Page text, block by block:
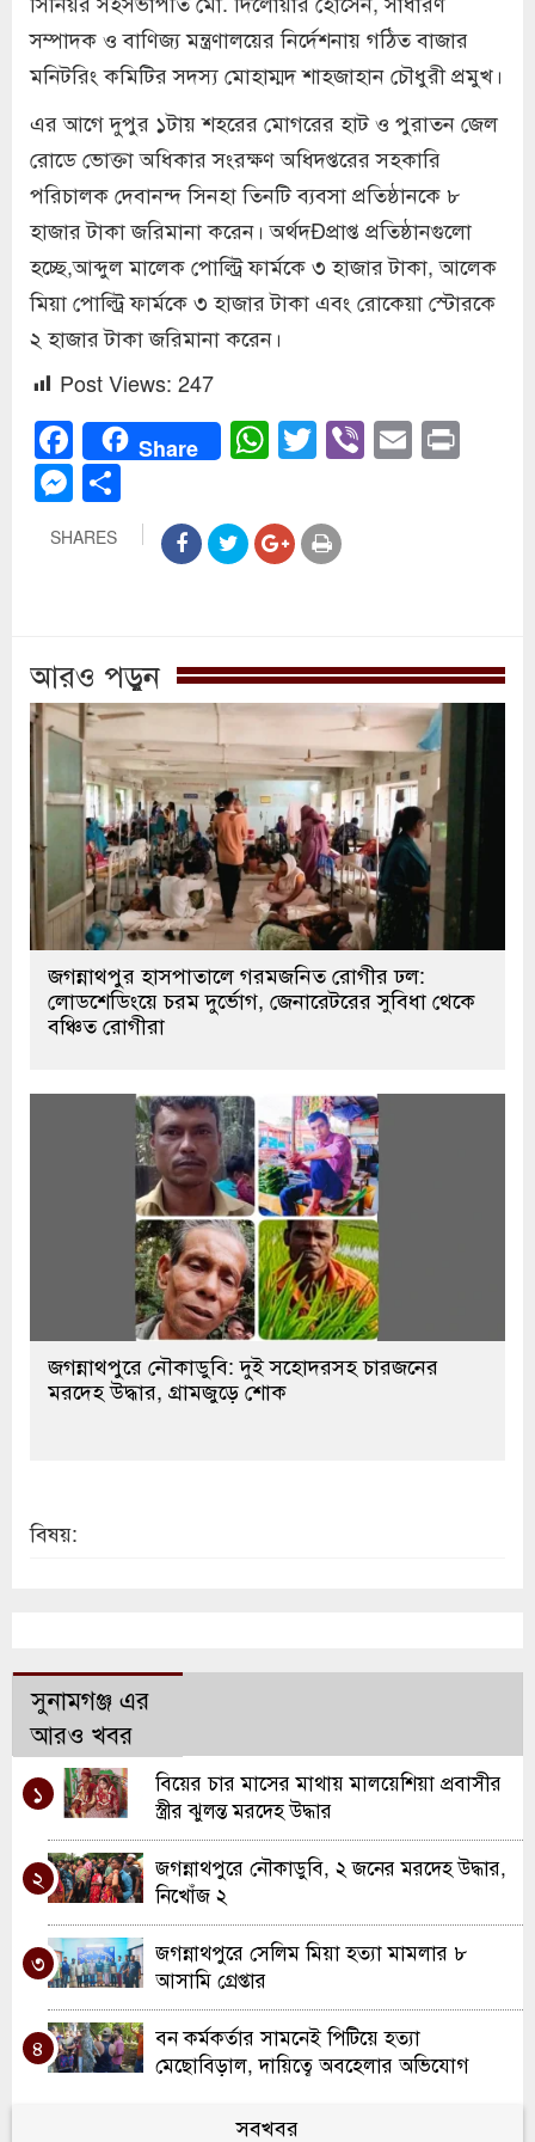
সম্পাদক ও বাণিজ্য মন্ত্রণালয়ের নির্দেশনায় গঠিত বাজার
মনিটরিং কমিটির সদস্য মোহাম্মদ শাহজাহান চৌধুরী প্রমুখ।
এর আগে দুপুর ১টায় শহরের মোগরের হাট ও পুরাতন জেল
রোডে ভোক্তা অধিকার সংরক্ষণ অধিদপ্তরের সহকারি
পরিচালক দেবানন্দ সিনহা তিনটি ব্যবসা প্রতিষ্ঠানকে ৮
হাজার টাকা জরিমানা করেন। অর্থদÐপ্রাপ্ত প্রতিষ্ঠানগুলো
হচ্ছে,আব্দুল মালেক পোল্ট্রি ফার্মকে ৩ হাজার টাকা, আলেক
মিয়া পোল্ট্রি ফার্মকে ৩ হাজার টাকা এবং রোকেয়া স্টোরকে
২ হাজার টাকা জরিমানা করেন।
Post Views: 247
Facebook
Share WhatsApp
Twitter
Viber
Email
Messenger
SHARES
আরও পড়ুন
জগন্নাথপুর হাসপাতালে গরমজনিত রোগীর ঢল:
লোডশেডিংয়ে চরম দুর্ভোগ, জেনারেটরের সুবিধা থেকে
বঞ্চিত রোগীরা
জগন্নাথপুরে নৌকাডুবি: দুই সহোদরসহ চারজনের
মরদেহ উদ্ধার, গ্রামজুড়ে শোক
বিষয়:
সুনামগঞ্জ এর
আরও খবর
১
বিয়ের চার মাসের মাথায় মালয়েশিয়া প্রবাসীর
স্ত্রীর ঝুলন্ত মরদেহ উদ্ধার
২
জগন্নাথপুরে নৌকাডুবি, ২ জনের মরদেহ উদ্ধার,
নিখোঁজ ২
৩
জগন্নাথপুরে সেলিম মিয়া হত্যা মামলার ৮
আসামি গ্রেপ্তার
৪
বন কর্মকর্তার সামনেই পিটিয়ে হত্যা
মেছোবিড়াল, দায়িত্বে অবহেলার অভিযোগ
জগন্নাথপুর পৌরসভার ২২ কোটি ৫০ লাখ টাকার
সবখবর